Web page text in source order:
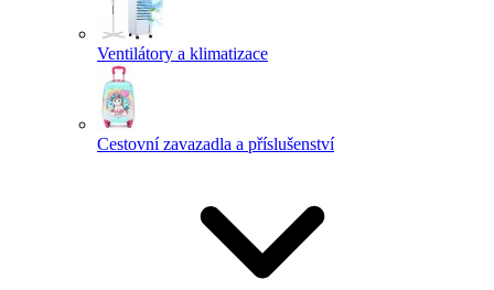
Ventilátory a klimatizace
Cestovní zavazadla a příslušenství